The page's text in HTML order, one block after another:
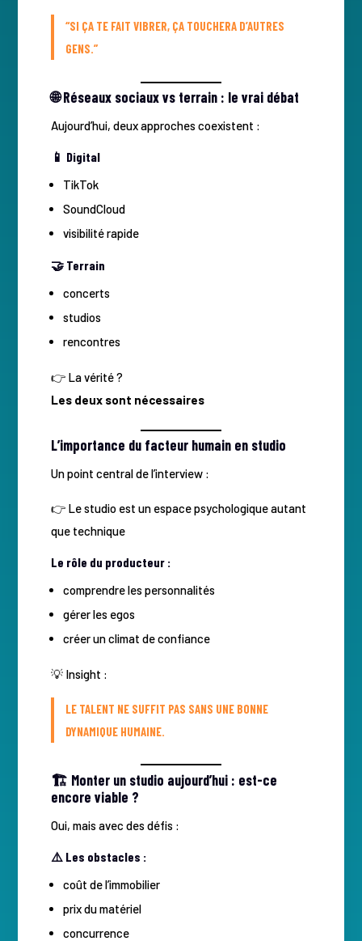
“SI ÇA TE FAIT VIBRER, ÇA TOUCHERA D’AUTRES
GENS.”
🌐 Réseaux sociaux vs terrain : le vrai débat
Aujourd’hui, deux approches coexistent :
📱 Digital
TikTok
SoundCloud
visibilité rapide
🤝 Terrain
concerts
studios
rencontres
👉 La vérité ?
Les deux sont nécessaires
L’importance du facteur humain en studio
Un point central de l’interview :
👉 Le studio est un espace psychologique autant
que technique
Le rôle du producteur :
comprendre les personnalités
gérer les egos
créer un climat de confiance
💡 Insight :
LE TALENT NE SUFFIT PAS SANS UNE BONNE
DYNAMIQUE HUMAINE.
🏗️ Monter un studio aujourd’hui : est-ce
encore viable ?
Oui, mais avec des défis :
⚠️ Les obstacles :
coût de l’immobilier
prix du matériel
concurrence